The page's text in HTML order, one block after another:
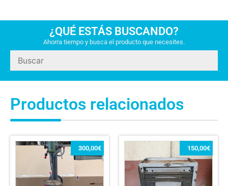
¿QUÉ ESTÁS BUSCANDO?
Ahorra tiempo y busca el producto que necesites.
Productos relacionados
300,00€ 150,00€